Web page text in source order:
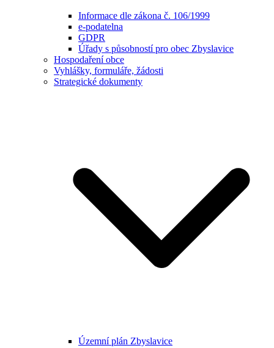
Informace dle zákona č. 106/1999
e-podatelna
GDPR
Úřady s působností pro obec Zbyslavice
Hospodaření obce
Vyhlášky, formuláře, žádosti
Strategické dokumenty
Územní plán Zbyslavice